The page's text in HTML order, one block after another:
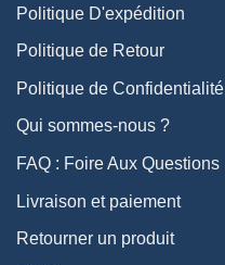
Politique D'expédition
Politique de Retour
Politique de Confidentialité
Qui sommes-nous ?
FAQ : Foire Aux Questions
Livraison et paiement
Retourner un produit